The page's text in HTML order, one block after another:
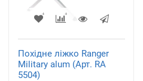
Похідне ліжко Ranger
Military alum (Арт. RA
5504)